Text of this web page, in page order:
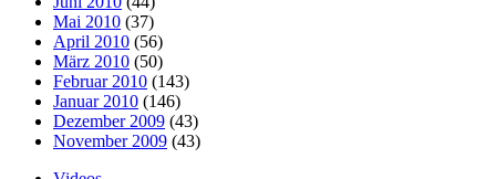
Mai 2010 (37)
April 2010 (56)
März 2010 (50)
Februar 2010 (143)
Januar 2010 (146)
Dezember 2009 (43)
November 2009 (43)